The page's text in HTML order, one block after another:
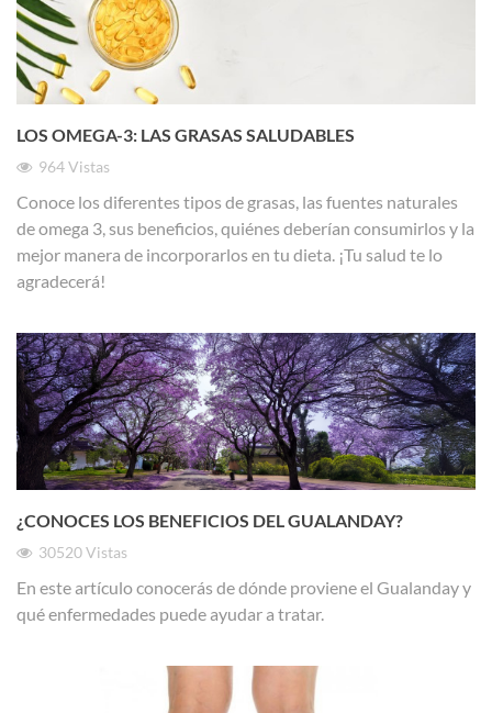
LOS OMEGA-3: LAS GRASAS SALUDABLES
964Vistas
Conoce los diferentes tipos de grasas, las fuentes naturales
de omega 3, sus beneficios, quiénes deberían consumirlos y la
mejor manera de incorporarlos en tu dieta. ¡Tu salud te lo
agradecerá!
¿CONOCES LOS BENEFICIOS DEL GUALANDAY?
30520Vistas
En este artículo conocerás de dónde proviene el Gualanday y
qué enfermedades puede ayudar a tratar.